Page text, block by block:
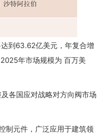
到63.62亿美元，年复合增
年市场规模为 百万美
各国应对战略对方向阀市场
制元件，广泛应用于建筑领